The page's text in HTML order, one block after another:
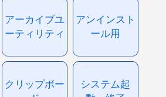
アーカイブユ
ーティリティ
アンインスト
ール用
クリップボー
システム起